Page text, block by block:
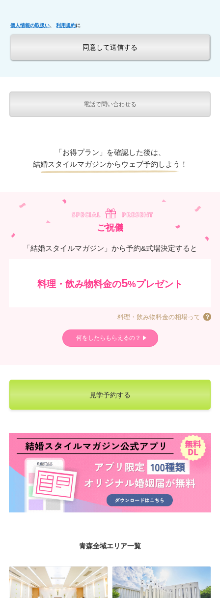
個人情報の取扱い 利用規約に
電話で問い合わせる
「お得プラン」を確認した後は、
結婚スタイルマガジンからウェブ予約しよう！
ご祝儀
「結婚スタイルマガジン」から予約&式場決定すると
料理・飲み物料金の5%プレゼント
料理・飲み物料金の相場って
何をしたらもらえるの？
見学予約する
青森全域エリア一覧